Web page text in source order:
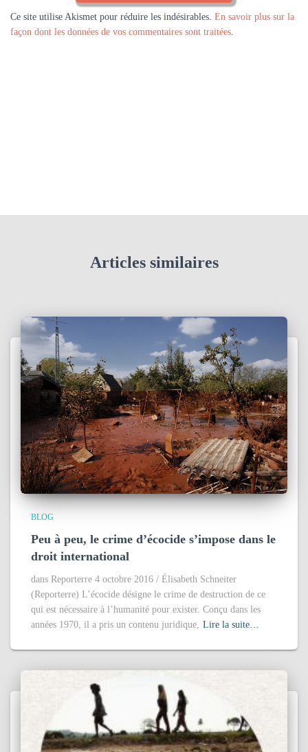
Ce site utilise Akismet pour réduire les indésirables. En savoir plus sur la
façon dont les données de vos commentaires sont traitées.
Articles similaires
BLOG
Peu à peu, le crime d’écocide s’impose dans le
droit international
dans Reporterre 4 octobre 2016 / Élisabeth Schneiter
(Reporterre) L’écocide désigne le crime de destruction de ce
qui est nécessaire à l’humanité pour exister. Conçu dans les
années 1970, il a pris un contenu juridique, Lire la suite…